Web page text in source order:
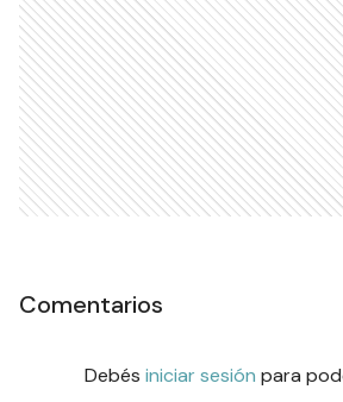
Comentarios
Debés iniciar sesión para